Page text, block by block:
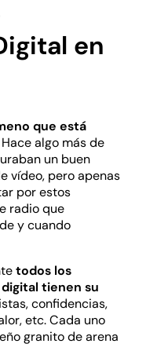
en
que está
Hace algo más de
un buen
vídeo, pero apenas
por estos
radio que
y cuando
todos los
tienen su
confidencias,
etc. Cada uno
granito de arena